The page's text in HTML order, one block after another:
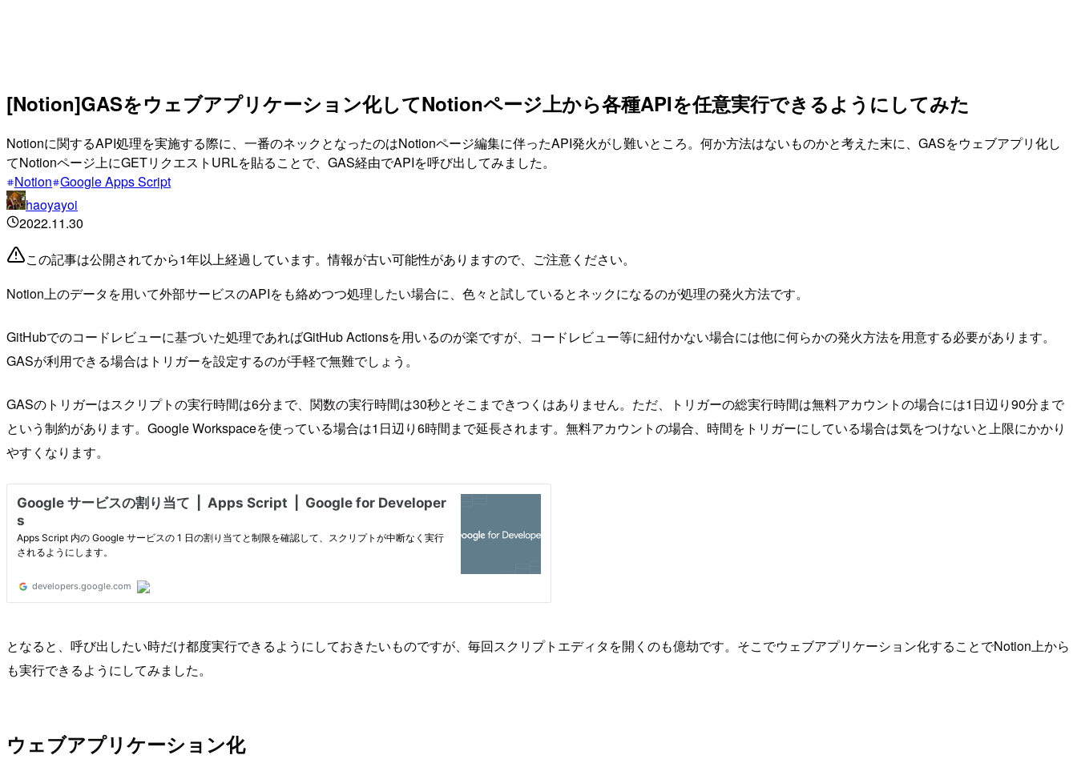
[Notion]GASをウェブアプリケーション化してNotionページ上から各種APIを任意実行できるようにしてみた
Notionに関するAPI処理を実施する際に、一番のネックとなったのはNotionページ編集に伴ったAPI発火がし難いところ。何か方法はないものかと考えた末に、GASをウェブアプリ化し
てNotionページ上にGETリクエストURLを貼ることで、GAS経由でAPIを呼び出してみました。
Notion Google Apps Script
haoyayoi
2022.11.30
この記事は公開されてから1年以上経過しています。情報が古い可能性がありますので、ご注意ください。
Notion上のデータを用いて外部サービスのAPIをも絡めつつ処理したい場合に、色々と試しているとネックになるのが処理の発火方法です。
GitHubでのコードレビューに基づいた処理であればGitHub Actionsを用いるのが楽ですが、コードレビュー等に紐付かない場合には他に何らかの発火方法を用意する必要があります。
GASが利用できる場合はトリガーを設定するのが手軽で無難でしょう。
GASのトリガーはスクリプトの実行時間は6分まで、関数の実行時間は30秒とそこまできつくはありません。ただ、トリガーの総実行時間は無料アカウントの場合には1日辺り90分まで
という制約があります。Google Workspaceを使っている場合は1日辺り6時間まで延長されます。無料アカウントの場合、時間をトリガーにしている場合は気をつけないと上限にかかり
やすくなります。
となると、呼び出したい時だけ都度実行できるようにしておきたいものですが、毎回スクリプトエディタを開くのも億劫です。そこでウェブアプリケーション化することでNotion上から
も実行できるようにしてみました。
ウェブアプリケーション化